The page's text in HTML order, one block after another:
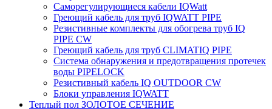
Саморегулирующиеся кабели IQWatt
Греющий кабель для труб IQWATT PIPE
Резистивные комплекты для обогрева труб IQ
PIPE CW
Греющий кабель для труб CLIMATIQ PIPE
Система обнаружения и предотвращения протечек
воды PIPELOCK
Резистивный кабель IQ OUTDOOR CW
Блоки управления IQWATT
Теплый пол ЗОЛОТОЕ СЕЧЕНИЕ